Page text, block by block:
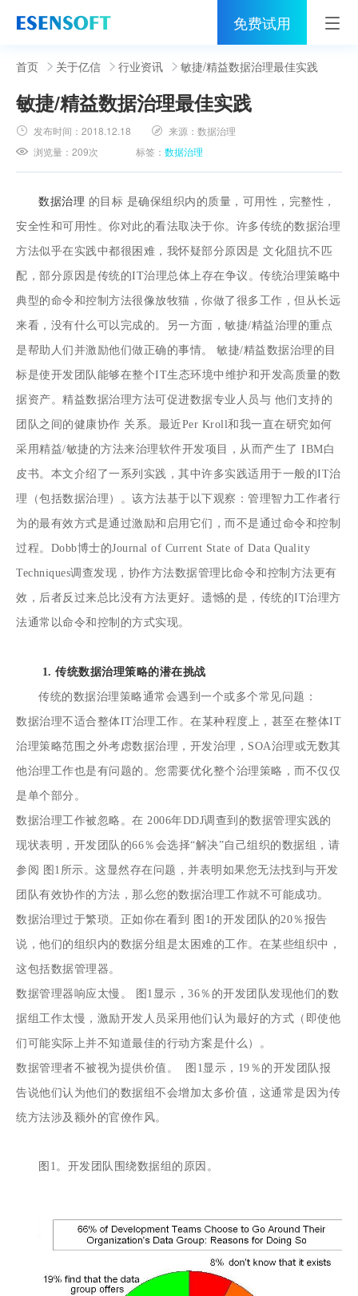
免费试用
首页
睿治
解决方案
伙伴
服务
社区
400-0011-866
首页 关于亿信 行业资讯 敏捷/精益数据治理最佳实践
敏捷/精益数据治理最佳实践
发布时间：2018.12.18 来源：数据治理
浏览量：209次 标签：数据治理
数据治理 的目标 是确保组织内的质量，可用性，完整性，
安全性和可用性。你对此的看法取决于你。许多传统的数据治理
方法似乎在实践中都很困难，我怀疑部分原因是 文化阻抗不匹
配，部分原因是传统的IT治理总体上存在争议。传统治理策略中
典型的命令和控制方法很像放牧猫，你做了很多工作，但从长远
来看，没有什么可以完成的。另一方面，敏捷/精益治理的重点
是帮助人们并激励他们做正确的事情。 敏捷/精益数据治理的目
标是使开发团队能够在整个IT生态环境中维护和开发高质量的数
据资产。精益数据治理方法可促进数据专业人员与 他们支持的
团队之间的健康协作 关系。最近Per Kroll和我一直在研究如何
采用精益/敏捷的方法来治理软件开发项目，从而产生了 IBM白
皮书。本文介绍了一系列实践，其中许多实践适用于一般的IT治
理（包括数据治理）。该方法基于以下观察：管理智力工作者行
为的最有效方式是通过激励和启用它们，而不是通过命令和控制
过程。Dobb博士的Journal of Current State of Data Quality
Techniques调查发现，协作方法数据管理比命令和控制方法更有
效，后者反过来总比没有方法更好。遗憾的是，传统的IT治理方
法通常以命令和控制的方式实现。
1. 传统数据治理策略的潜在挑战
传统的数据治理策略通常会遇到一个或多个常见问题：
数据治理不适合整体IT治理工作。在某种程度上，甚至在整体IT
治理策略范围之外考虑数据治理，开发治理，SOA治理或无数其
他治理工作也是有问题的。您需要优化整个治理策略，而不仅仅
是单个部分。
数据治理工作被忽略。在2006年DDJ调查到的数据管理实践的
现状表明，开发团队的66％会选择“解决”自己组织的数据组，请
参阅 图1 所示。这显然存在问题，并表明如果您无法找到与开发
团队有效协作的方法，那么您的数据治理工作就不可能成功。
数据治理过于繁琐。正如你在看到 图1的开发团队的20％报告
说，他们的组织内的数据分组是太困难的工作。在某些组织中，
这包括数据管理器。
数据管理器响应太慢。 图1 显示，36％的开发团队发现他们的数
据组工作太慢，激励开发人员采用他们认为最好的方式（即使他
们可能实际上并不知道最佳的行动方案是什么）。
数据管理者不被视为提供价值。 图1显示，19％的开发团队报
告说他们认为他们的数据组不会增加太多价值，这通常是因为传
统方法涉及额外的官僚作风。
图1。开发团队围绕数据组的原因。